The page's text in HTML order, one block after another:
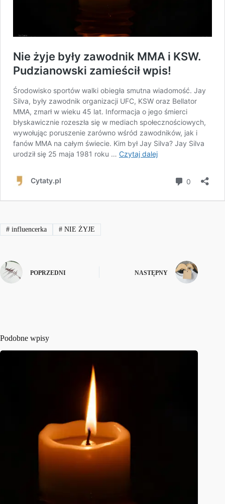
#influencerka #NIE ŻYJE
POPRZEDNI NASTĘPNY
Podobne wpisy